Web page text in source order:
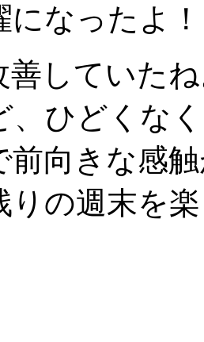
になったよ
善していた
、ひどくな
前向きな感
りの週末を